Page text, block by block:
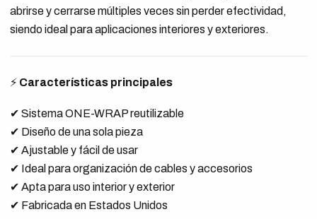
abrirse y cerrarse múltiples veces sin perder efectividad,
siendo ideal para aplicaciones interiores y exteriores.
⚡ Características principales
✔ Sistema ONE-WRAP reutilizable
✔ Diseño de una sola pieza
✔ Ajustable y fácil de usar
✔ Ideal para organización de cables y accesorios
✔ Apta para uso interior y exterior
✔ Fabricada en Estados Unidos